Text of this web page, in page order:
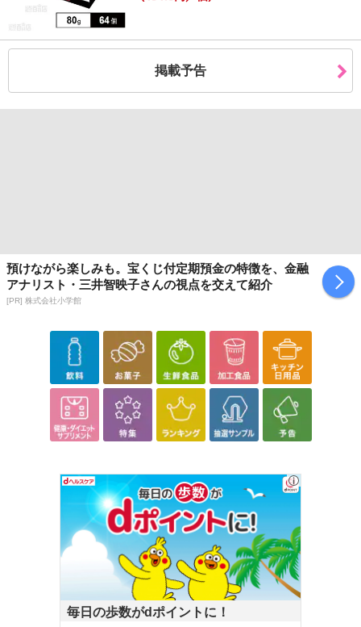
こちらの情報は 2026-07-20 09:33:16.0
掲載予告
預けながら楽しみも。宝くじ付定期預金の特徴を、金融
アナリスト・三井智映子さんの視点を交えて紹介
[PR] 株式会社小学館
毎日の歩数がdポイントに！